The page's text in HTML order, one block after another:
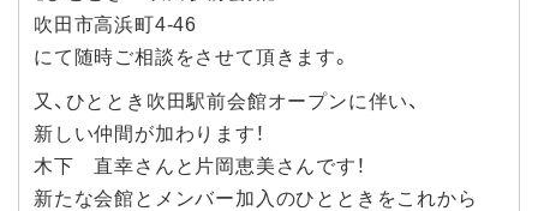
吹田市高浜町4-46
にて随時ご相談をさせて頂きます。
又、ひととき吹田駅前会館オープンに伴い、
新しい仲間が加わります！
木下 直幸さんと片岡恵美さんです！
新たな会館とメンバー加入のひとときをこれから